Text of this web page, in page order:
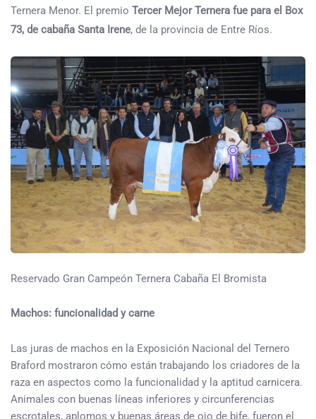
Ternera Menor. El premio Tercer Mejor Ternera fue para el Box
73, de cabaña Santa Irene, de la provincia de Entre Ríos.
Reservado Gran Campeón Ternera Cabaña El Bromista
Machos: funcionalidad y carne
Las juras de machos en la Exposición Nacional del Ternero
Braford mostraron cómo están trabajando los criadores de la
raza en aspectos como la funcionalidad y la aptitud carnicera.
Animales con buenas líneas inferiores y circunferencias
escrotales, aplomos y buenas áreas de ojo de bife, fueron el